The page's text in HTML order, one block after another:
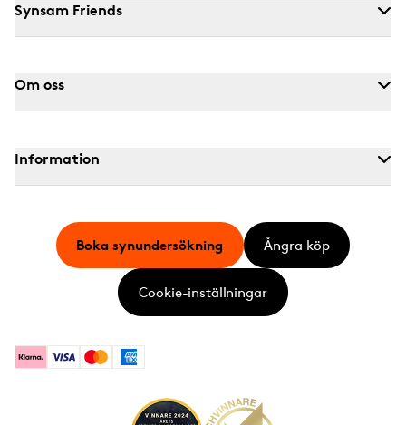
Synsam Friends
Om oss
Information
KlarnaVisa MastercardAmerican Express
Boka synundersökning Ångra köp
Cookie-inställningar